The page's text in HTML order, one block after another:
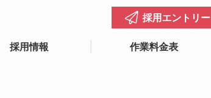
採用情報 作業料金表
採用エントリー